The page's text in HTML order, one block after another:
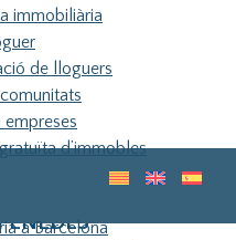
habitatge
immobiliària
de lloguers
empreses
d’immobles
a Barcelona